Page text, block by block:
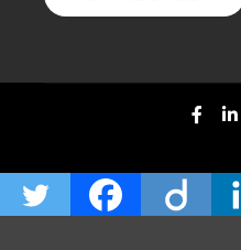
mentions-legales